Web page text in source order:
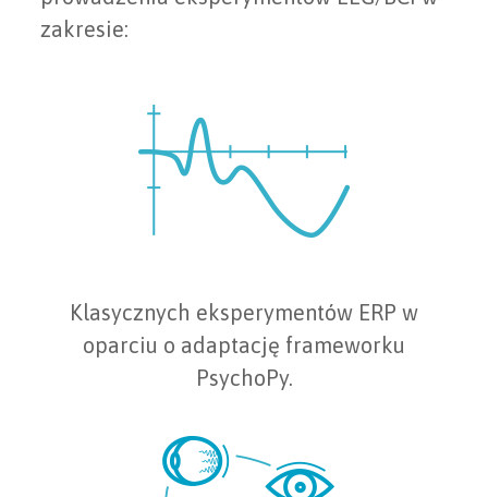
zakresie:
Klasycznych eksperymentów ERP w
oparciu o adaptację frameworku
PsychoPy.